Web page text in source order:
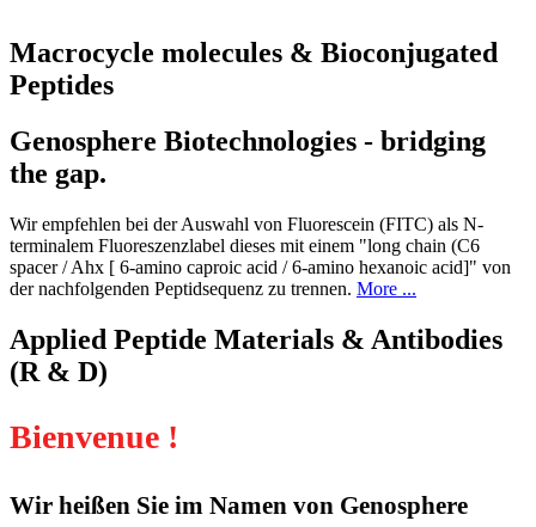
Macrocycle molecules & Bioconjugated
Peptides
Genosphere Biotechnologies - bridging
the gap.
Wir empfehlen bei der Auswahl von Fluorescein (FITC) als N-
terminalem Fluoreszenzlabel dieses mit einem "long chain (C6
spacer / Ahx [ 6-amino caproic acid / 6-amino hexanoic acid]" von
der nachfolgenden Peptidsequenz zu trennen. More ...
Applied Peptide Materials & Antibodies
(R & D)
Bienvenue !
Wir heißen Sie im Namen von Genosphere